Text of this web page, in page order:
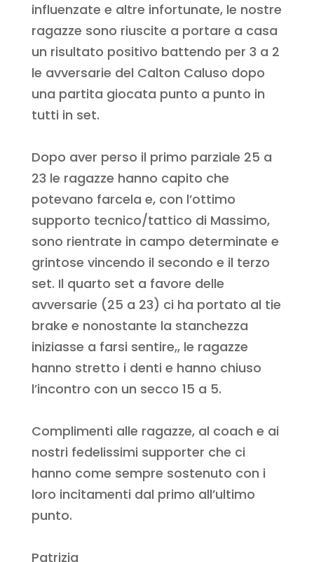
influenzate e altre infortunate, le nostre
ragazze sono riuscite a portare a casa
un risultato positivo battendo per 3 a 2
le avversarie del Calton Caluso dopo
una partita giocata punto a punto in
tutti in set.
Dopo aver perso il primo parziale 25 a
23 le ragazze hanno capito che
potevano farcela e, con l’ottimo
supporto tecnico/tattico di Massimo,
sono rientrate in campo determinate e
grintose vincendo il secondo e il terzo
set. Il quarto set a favore delle
avversarie (25 a 23) ci ha portato al tie
brake e nonostante la stanchezza
iniziasse a farsi sentire,, le ragazze
hanno stretto i denti e hanno chiuso
l’incontro con un secco 15 a 5.
Complimenti alle ragazze, al coach e ai
nostri fedelissimi supporter che ci
hanno come sempre sostenuto con i
loro incitamenti dal primo all’ultimo
punto.
Patrizia